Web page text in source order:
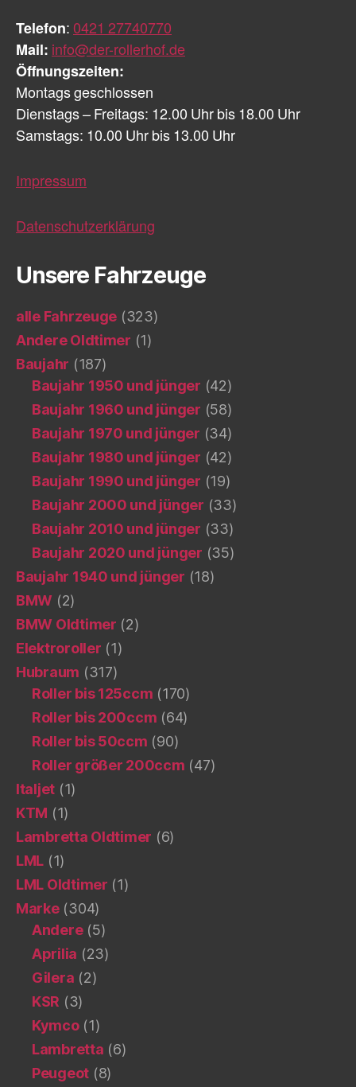
Telefon: 0421 27740770
Mail: info@der-rollerhof.de
Öffnungszeiten:
Montags geschlossen
Dienstags – Freitags: 12.00 Uhr bis 18.00 Uhr
Samstags: 10.00 Uhr bis 13.00 Uhr
Impressum
Datenschutzerklärung
Unsere Fahrzeuge
alle Fahrzeuge (323)
Andere Oldtimer (1)
Baujahr (187)
Baujahr 1950 und jünger (42)
Baujahr 1960 und jünger (58)
Baujahr 1970 und jünger (34)
Baujahr 1980 und jünger (42)
Baujahr 1990 und jünger (19)
Baujahr 2000 und jünger (33)
Baujahr 2010 und jünger (33)
Baujahr 2020 und jünger (35)
Baujahr 1940 und jünger (18)
BMW (2)
BMW Oldtimer (2)
Elektroroller (1)
Hubraum (317)
Roller bis 125ccm (170)
Roller bis 200ccm (64)
Roller bis 50ccm (90)
Roller größer 200ccm (47)
Italjet (1)
KTM (1)
Lambretta Oldtimer (6)
LML (1)
LML Oldtimer (1)
Marke(304)
Andere(5)
Aprilia (23)
Gilera (2)
KSR (3)
Kymco(1)
Lambretta (6)
Peugeot (8)